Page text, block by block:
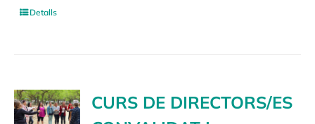
Detalls
CURS DE DIRECTORS/ES